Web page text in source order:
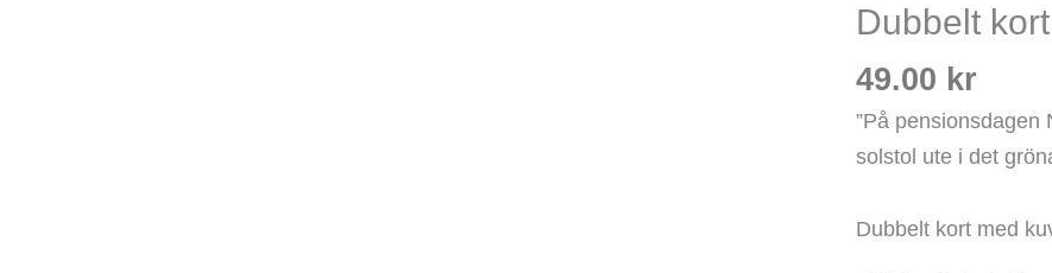
Dubbelt
49.00 kr
”På pensionsdagen
solstol ute i det
Dubbelt kort med
pensionsdagen"
mängd